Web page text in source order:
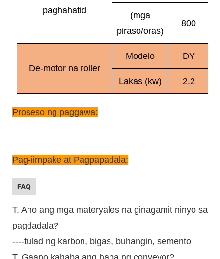
paghahatid
(mga
piraso/oras)
800
De-motor na roller
Modelo DY
Lakas (kw) 2.2
Proseso ng paggawa:
Pag-iimpake at Pagpapadala:
FAQ
T. Ano ang mga materyales na ginagamit ninyo sa
pagdadala?
----tulad ng karbon, bigas, buhangin, semento
T. Gaano kahaba ang haba ng conveyor?